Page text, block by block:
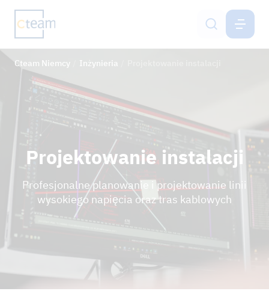
Budowa linii napowietrznych
Budowa masztów telefonii komórkowej
Systemy ochrony gruntu
Inżynieria
Netzservice
NIEMCY
Cteam Niemcy Inżynieria
Projektowanie instalacji
Profesjonalne planowanie i projektowanie linii
wysokiego napięcia oraz tras kablowych